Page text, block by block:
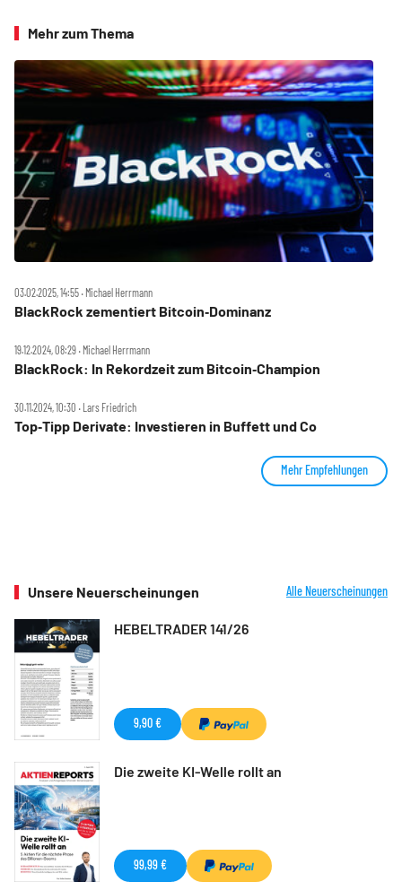
Mehr zum Thema
03.02.2025, 14:55 ‧ Michael Herrmann
BlackRock zementiert Bitcoin‑Dominanz
19.12.2024, 08:29 ‧ Michael Herrmann
BlackRock: In Rekordzeit zum Bitcoin‑Champion
30.11.2024, 10:30 ‧ Lars Friedrich
Top‑Tipp Derivate: Investieren in Buffett und Co
Mehr Empfehlungen
Unsere Neuerscheinungen Alle Neuerscheinungen
HEBELTRADER 141/26
9,90 €
Die zweite KI-Welle rollt an
99,99 €